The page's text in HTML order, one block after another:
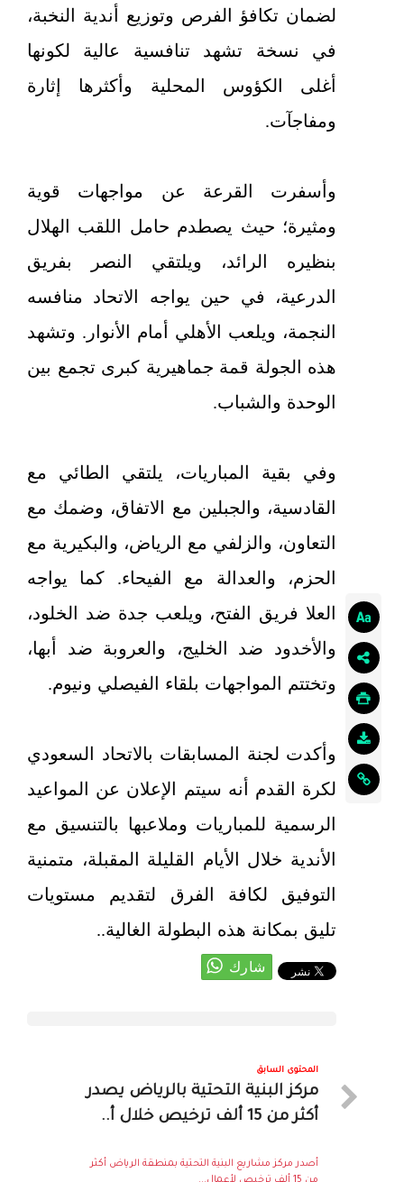
لضمان تكافؤ الفرص وتوزيع أندية النخبة،
في نسخة تشهد تنافسية عالية لكونها
أغلى الكؤوس المحلية وأكثرها إثارة
ومفاجآت.
وأسفرت القرعة عن مواجهات قوية
ومثيرة؛ حيث يصطدم حامل اللقب الهلال
بنظيره الرائد، ويلتقي النصر بفريق
الدرعية، في حين يواجه الاتحاد منافسه
النجمة، ويلعب الأهلي أمام الأنوار. وتشهد
هذه الجولة قمة جماهيرية كبرى تجمع بين
الوحدة والشباب.
وفي بقية المباريات، يلتقي الطائي مع
القادسية، والجبلين مع الاتفاق، وضمك مع
التعاون، والزلفي مع الرياض، والبكيرية مع
الحزم، والعدالة مع الفيحاء. كما يواجه
العلا فريق الفتح، ويلعب جدة ضد الخلود،
والأخدود ضد الخليج، والعروبة ضد أبها،
وتختتم المواجهات بلقاء الفيصلي ونيوم.
وأكدت لجنة المسابقات بالاتحاد السعودي
لكرة القدم أنه سيتم الإعلان عن المواعيد
الرسمية للمباريات وملاعبها بالتنسيق مع
الأندية خلال الأيام القليلة المقبلة، متمنية
التوفيق لكافة الفرق لتقديم مستويات
تليق بمكانة هذه البطولة الغالية..
المحتوى السابق
مركز البنية التحتية بالرياض يصدر
أكثر من 15 ألف ترخيص خلال أ..
أصدر مركز مشاريع البنية التحتية بمنطقة الرياض أكثر